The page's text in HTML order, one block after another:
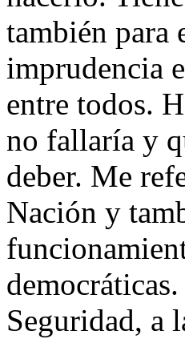
también para
imprudencia
entre todos.
no fallaría y
deber. Me
Nación y
Seguridad, a